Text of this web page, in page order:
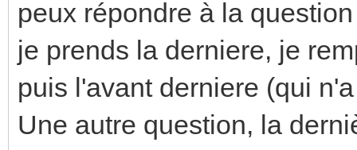
peux répondre à la
je prends la derniere, je
puis l'avant derniere (qui
Une autre question, la